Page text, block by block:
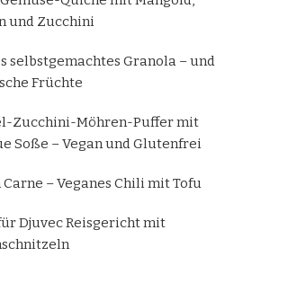
und Zucchini
selbstgemachtes Granola – und
Früchte
Zucchini-Möhren-Puffer mit
Soße – Vegan und Glutenfrei
– Veganes Chili mit Tofu
Djuvec Reisgericht mit